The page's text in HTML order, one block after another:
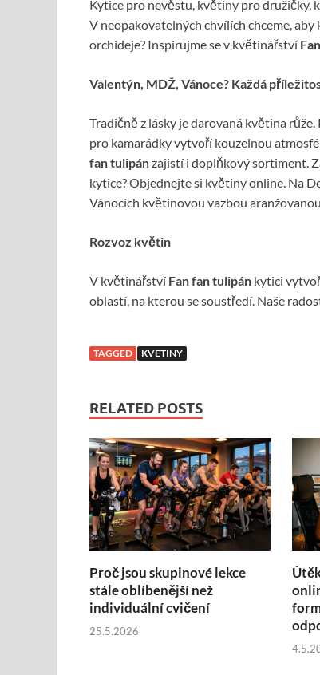
Kytice pro nevěstu, květiny pro družičky,
V neopakovatelných chvílích chceme,
orchideje? Inspirujme se v květinářství
Valentýn, MDŽ, Vánoce? Každá
Tradičně z lásky je darovaná květina
pro kamarádky vytvoří kouzelnou
fan tulipánzajistí i doplňkový sortiment.
kytice? Objednejte si květiny online. Na
Vánocích květinovou vazbou
Rozvoz květin
V květinářství Fan fan tulipán kytici
oblastí, na kterou se soustředí. Naše
TAGGED KVETINY
RELATED POSTS
Proč jsou skupinové lekce
stále oblíbenější než
individuální cvičení
25.5.2026